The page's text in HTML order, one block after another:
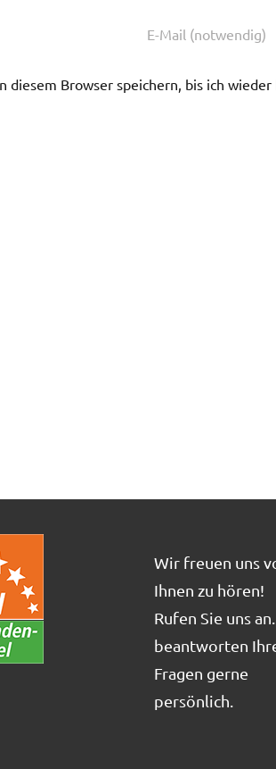
diesem Browser speichern, bis ich
Wir freuen uns
Ihnen zu hören!
Rufen Sie uns
beantworten
Fragen gerne
persönlich.